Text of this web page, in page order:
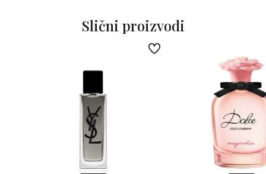
Prirodan i veganski Eau de Parfum, proizveden u
SASTOJCI: ALCOHOL DENAT., AQUA (WATER),
PARFUM (FRAGRANCE), COUMARIN, LIMONENE,
LINALOOL, FARNESOL, BENZYL BENZOATE, CITRAL,
Cjeloviti popis sastojaka pronađite na stranici:
www.bastilleparfums.com
Slični proizvodi